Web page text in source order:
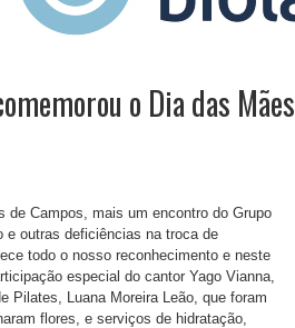
o Dia das Mães
de Campos, mais um encontro do Grupo
e outras deficiências na troca de
todo o nosso reconhecimento e neste
especial do cantor Yago Vianna,
Pilates, Luana Moreira Leão, que foram
flores, e serviços de hidratação,